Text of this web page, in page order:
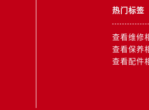
热门标签
查看维修
查看保养
查看配件